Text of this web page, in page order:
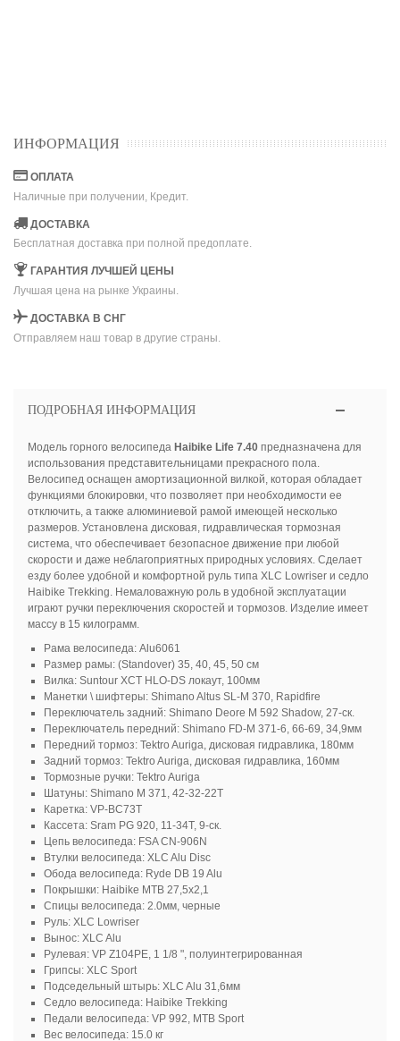
ИНФОРМАЦИЯ
ОПЛАТА
Наличные при получении, Кредит.
ДОСТАВКА
Бесплатная доставка при полной предоплате.
ГАРАНТИЯ ЛУЧШЕЙ ЦЕНЫ
Лучшая цена на рынке Украины.
ДОСТАВКА В СНГ
Отправляем наш товар в другие страны.
ПОДРОБНАЯ ИНФОРМАЦИЯ
Модель горного велосипеда Haibike Life 7.40предназначена для
использования представительницами прекрасного пола.
Велосипед оснащен амортизационной вилкой, которая обладает
функциями блокировки, что позволяет при необходимости ее
отключить, а также алюминиевой рамой имеющей несколько
размеров. Установлена дисковая, гидравлическая тормозная
система, что обеспечивает безопасное движение при любой
скорости и даже неблагоприятных природных условиях. Сделает
езду более удобной и комфортной руль типа XLC Lowriser и седло
Haibike Trekking. Немаловажную роль в удобной эксплуатации
играют ручки переключения скоростей и тормозов. Изделие имеет
массу в 15 килограмм.
Рама велосипеда: Alu6061
Размер рамы: (Standover) 35, 40, 45, 50 см
Вилка: Suntour XCT HLO-DS локаут, 100мм
Манетки \ шифтеры: Shimano Altus SL-M 370, Rapidfire
Переключатель задний: Shimano Deore M 592 Shadow, 27-ск.
Переключатель передний: Shimano FD-M 371-6, 66-69, 34,9мм
Передний тормоз: Tektro Auriga, дисковая гидравлика, 180мм
Задний тормоз: Tektro Auriga, дисковая гидравлика, 160мм
Тормозные ручки: Tektro Auriga
Шатуны: Shimano M 371, 42-32-22T
Каретка: VP-BC73T
Кассета: Sram PG 920, 11-34T, 9-ск.
Цепь велосипеда: FSA CN-906N
Втулки велосипеда: XLC Alu Disc
Обода велосипеда: Ryde DB 19 Alu
Покрышки: Haibike MTB 27,5x2,1
Спицы велосипеда: 2.0мм, черные
Руль: XLC Lowriser
Вынос: XLC Alu
Рулевая: VP Z104PE, 1 1/8 ", полуинтегрированная
Грипсы: XLC Sport
Подседельный штырь: XLC Alu 31,6мм
Седло велосипеда: Haibike Trekking
Педали велосипеда: VP 992, MTB Sport
Вес велосипеда: 15.0 кг